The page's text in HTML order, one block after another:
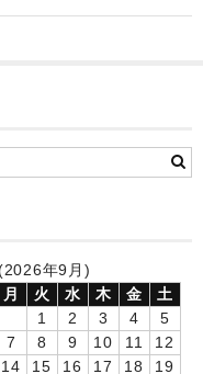
年9月)
月 火 水 木 金
土
1
2 3 4
5
7 8 9 10 11
12
14 15 16 17 18 19